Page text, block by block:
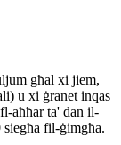
għal xi jiem,
u xi ġranet inqas
aħħar ta' dan il-
fil-ġimgħa.